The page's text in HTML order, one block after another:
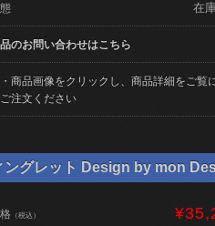
在
のお問い合わせはこちら
商品画像をクリックし、商品詳細をご覧
注文ください
ングレット Design by mon
（税込）